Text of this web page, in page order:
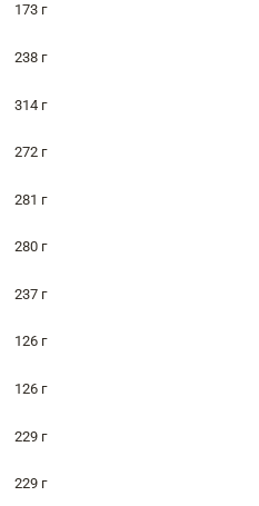
173 г
238 г
314 г
272 г
281 г
280 г
237 г
126 г
126 г
229 г
229 г